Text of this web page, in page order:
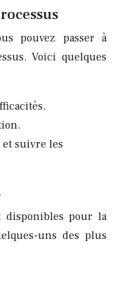
pouvez passer à
Voici quelques
suivre les
disponibles pour la
uns des plus